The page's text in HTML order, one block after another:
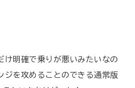
け明確で乗りが悪いみたいなの
ジを攻めることのできる通常版